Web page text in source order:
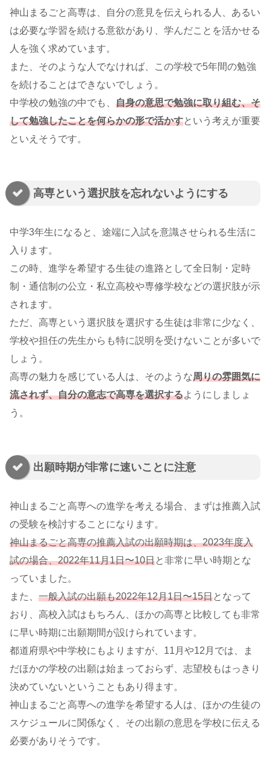
神山まるごと高専は、自分の意見を伝えられる人、あるい
は必要な学習を続ける意欲があり、学んだことを活かせる
人を強く求めています。
また、そのような人でなければ、この学校で5年間の勉強
を続けることはできないでしょう。
中学校の勉強の中でも、 自身の意思で勉強に取り組む、そ
して勉強したことを何らかの形で活かすという考えが重要
といえそうです。
高専という選択肢を忘れないようにする
中学3年生になると、途端に入試を意識させられる生活に
入ります。
この時、進学を希望する生徒の進路として全日制・定時
制・通信制の公立・私立高校や専修学校などの選択肢が示
されます。
ただ、高専という選択肢を選択する生徒は非常に少なく、
学校や担任の先生からも特に説明を受けないことが多いで
しょう。
高専の魅力を感じている人は、そのような周りの雰囲気に
流されず、自分の意志で高専を選択するようにしましょ
う。
出願時期が非常に速いことに注意
神山まるごと高専への進学を考える場合、まずは推薦入試
の受験を検討することになります。
神山まるごと高専の推薦入試の出願時期は、2023年度入
試の場合、2022年11月1日〜10日と非常に早い時期とな
っていました。
また、 一般入試の出願も2022年12月1日〜15日となって
おり、高校入試はもちろん、ほかの高専と比較しても非常
に早い時期に出願期間が設けられています。
都道府県や中学校にもよりますが、11月や12月では、ま
だほかの学校の出願は始まっておらず、志望校もはっきり
決めていないということもあり得ます。
神山まるごと高専への進学を希望する人は、ほかの生徒の
スケジュールに関係なく、その出願の意思を学校に伝える
必要がありそうです。